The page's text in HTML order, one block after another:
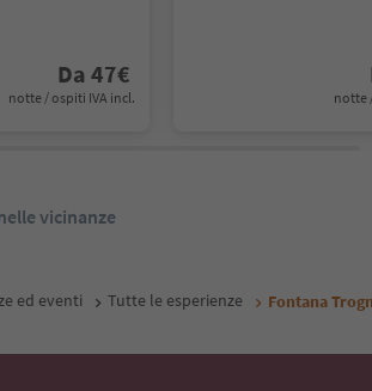
Da 47€
notte / ospiti IVA incl. notte
vicinanze
ed eventi Tutte le esperienze Fontana